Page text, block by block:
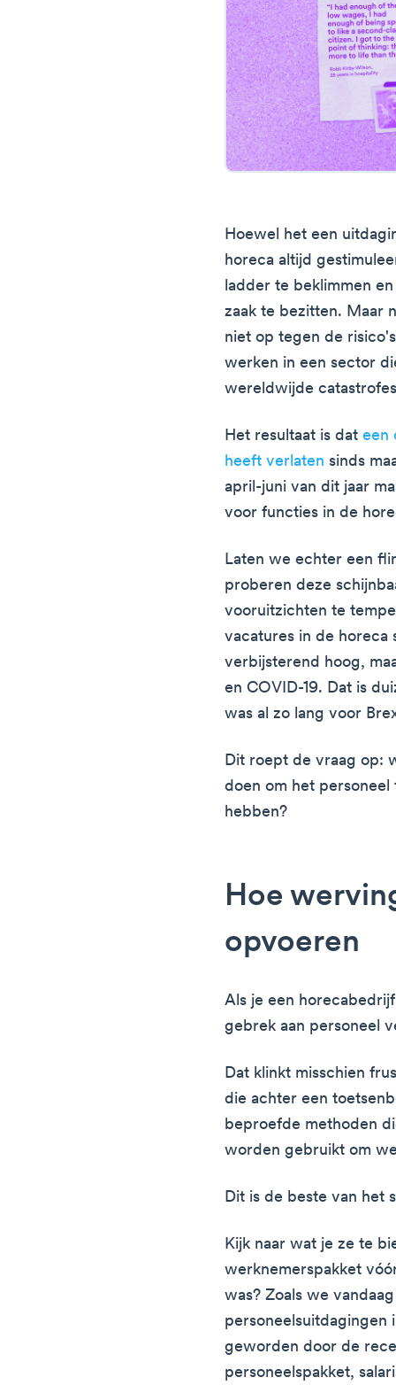
Hoewel het een
horeca altijd
ladder te beklimmen
zaak te bezitten. Maar
niet op tegen de
werken in een sector
wereldwijde
Het resultaat is dateen
heeft verlaten sinds
april-juni van dit jaar
voor functies in de
Laten we echter een
proberen deze
vooruitzichten te
vacatures in de
verbijsterend hoog,
en COVID-19. Dat is
was al zo lang voor
Dit roept de vraag op:
doen om het
hebben?
Hoe
opvoeren
Als je een
gebrek aan personeel
Dat klinkt misschien
die achter een
beproefde methoden
worden gebruikt om
Dit is de beste van het
Kijk naar wat je ze te
werknemerspakket
was? Zoals we
personeelsuitdagingen
geworden door de
personeelspakket,